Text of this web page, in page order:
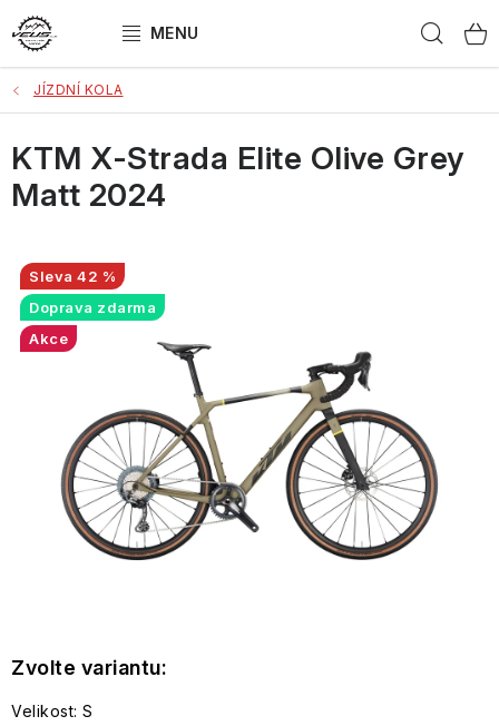
na
obsah
ELEKTROKOLA
JÍZDNÍ KOLA
DÁRKOVÝ POUKAZ
ZNAČKY
Obchodní podmínky
Jakou zvolit velikost?
SEŘÍZENÁ kola
Kontakt
Reklamace Splátkový prodej
JÍZDNÍ KOLA
Velikost: S
KTM X-Strada Elite Olive Grey
Matt 2024
42 %
Doprava zdarma
Akce